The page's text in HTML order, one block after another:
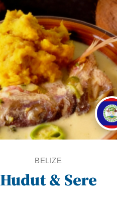
BELIZE
Hudut & Sere